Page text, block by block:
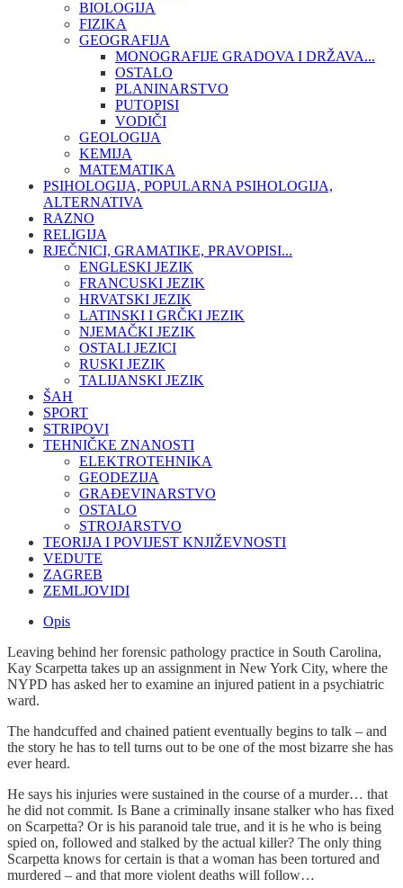
BIOLOGIJA
FIZIKA
GEOGRAFIJA
MONOGRAFIJE GRADOVA I DRŽAVA...
OSTALO
PLANINARSTVO
PUTOPISI
VODIČI
GEOLOGIJA
KEMIJA
MATEMATIKA
PSIHOLOGIJA, POPULARNA PSIHOLOGIJA,
ALTERNATIVA
RAZNO
RELIGIJA
RJEČNICI, GRAMATIKE, PRAVOPISI...
ENGLESKI JEZIK
FRANCUSKI JEZIK
HRVATSKI JEZIK
LATINSKI I GRČKI JEZIK
NJEMAČKI JEZIK
OSTALI JEZICI
RUSKI JEZIK
TALIJANSKI JEZIK
ŠAH
SPORT
STRIPOVI
TEHNIČKE ZNANOSTI
ELEKTROTEHNIKA
GEODEZIJA
GRAĐEVINARSTVO
OSTALO
STROJARSTVO
TEORIJA I POVIJEST KNJIŽEVNOSTI
VEDUTE
ZAGREB
ZEMLJOVIDI
Opis
Leaving behind her forensic pathology practice in South Carolina,
Kay Scarpetta takes up an assignment in New York City, where the
NYPD has asked her to examine an injured patient in a psychiatric
ward.
The handcuffed and chained patient eventually begins to talk – and
the story he has to tell turns out to be one of the most bizarre she has
ever heard.
He says his injuries were sustained in the course of a murder… that
he did not commit. Is Bane a criminally insane stalker who has fixed
on Scarpetta? Or is his paranoid tale true, and it is he who is being
spied on, followed and stalked by the actual killer? The only thing
Scarpetta knows for certain is that a woman has been tortured and
murdered – and that more violent deaths will follow…